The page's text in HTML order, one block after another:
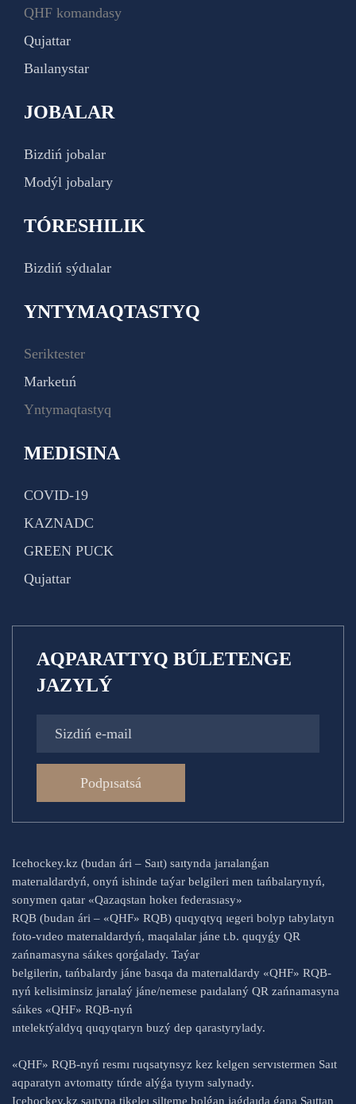
QHF komandasy
Qujattar
Baılanystar
JOBALAR
Bizdiń jobalar
Modýl jobalary
TÓRESHILIK
Bizdiń sýdıalar
YNTYMAQTASTYQ
Seriktester
Marketıń
Yntymaqtastyq
MEDISINA
COVID-19
KAZNADC
GREEN PUCK
Qujattar
AQPARATTYQ BÚLETENGE
JAZYLÝ
Podpısatsá
Icehockey.kz (budan ári – Saıt) saıtynda jarıalanǵan
materıaldardyń, onyń ishinde taýar belgileri men tańbalarynyń,
sonymen qatar «Qazaqstan hokeı federasıasy»
RQB (budan ári – «QHF» RQB) quqyqtyq ıegeri bolyp tabylatyn
foto-vıdeo materıaldardyń, maqalalar jáne t.b. quqyǵy QR
zańnamasyna sáıkes qorǵalady. Taýar
belgilerin, tańbalardy jáne basqa da materıaldardy «QHF» RQB-
nyń kelisiminsiz jarıalaý jáne/nemese paıdalaný QR zańnamasyna
sáıkes «QHF» RQB-nyń
ıntelektýaldyq quqyqtaryn buzý dep qarastyrylady.
«QHF» RQB-nyń resmı ruqsatynsyz kez kelgen servıstermen Saıt
aqparatyn avtomatty túrde alýǵa tyıym salynady.
Icehockey.kz saıtyna tikeleı silteme bolǵan jaǵdaıda ǵana Saıttan